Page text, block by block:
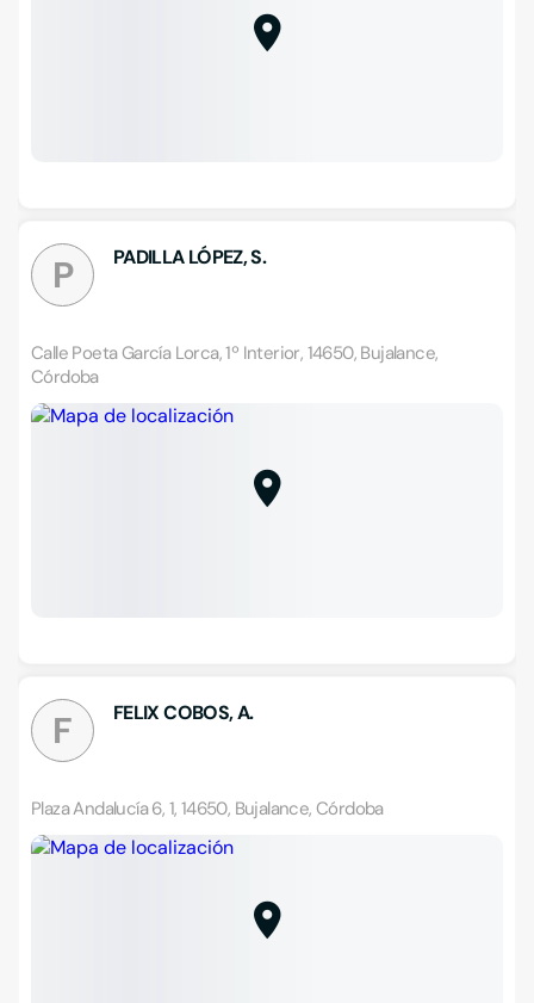
P PADILLA LÓPEZ, S.
Calle Poeta García Lorca, 1º Interior, 14650, Bujalance,
Córdoba
F FELIX COBOS, A.
Plaza Andalucía 6, 1, 14650, Bujalance, Córdoba